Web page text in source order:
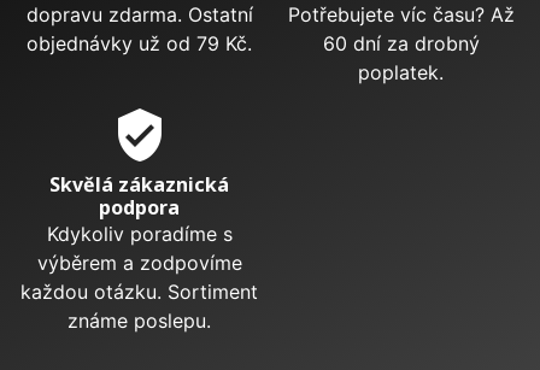
dopravu zdarma. Ostatní
objednávky už od 79 Kč.
Potřebujete víc času? Až
60 dní za drobný
poplatek.
verified_user
Skvělá zákaznická
podpora
Kdykoliv poradíme s
výběrem a zodpovíme
každou otázku. Sortiment
známe poslepu.